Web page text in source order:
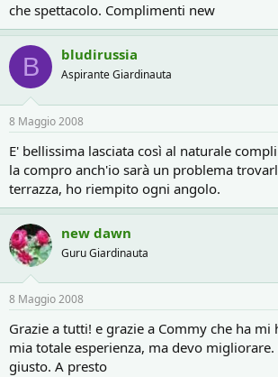
che spettacolo. Complimenti new
B bludirussia
Aspirante Giardinauta
8 Maggio 2008
E' bellissima lasciata così al naturale
la compro anch'io sarà un problema
terrazza, ho riempito ogni angolo.
new dawn
Guru Giardinauta
8 Maggio 2008
Grazie a tutti! e grazie a Commy che ha mi
mia totale esperienza, ma devo
giusto. A presto